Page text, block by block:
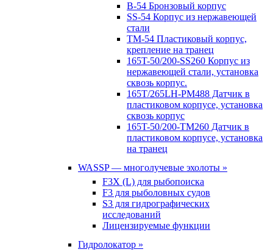
B-54 Бронзовый корпус
SS-54 Корпус из нержавеющей
стали
TM-54 Пластиковый корпус,
крепление на транец
165T-50/200-SS260 Корпус из
нержавеющей стали, установка
сквозь корпус.
165T/265LH-PM488 Датчик в
пластиковом корпусе, установка
сквозь корпус
165T-50/200-TM260 Датчик в
пластиковом корпусе, установка
на транец
WASSP — многолучевые эхолоты »
F3X (L) для рыбопоиска
F3 для рыболовных судов
S3 для гидрографических
исследований
Лицензируемые функции
Гидролокатор »